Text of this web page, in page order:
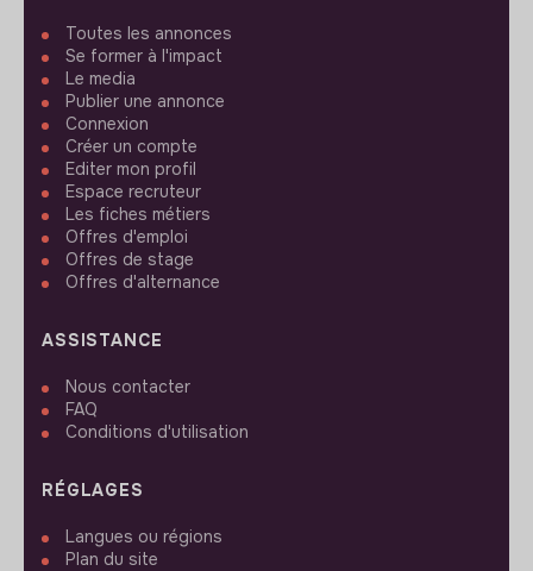
Toutes les annonces
Se former à l'impact
Le media
Publier une annonce
Connexion
Créer un compte
Editer mon profil
Espace recruteur
Les fiches métiers
Offres d'emploi
Offres de stage
Offres d'alternance
ASSISTANCE
Nous contacter
FAQ
Conditions d'utilisation
RÉGLAGES
Langues ou régions
Plan du site